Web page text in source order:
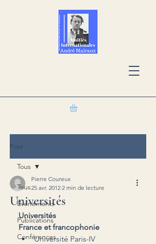
Post
Tous
Événements
Publications
Conférences
Tous
Universités
Pierre Coureux
25 avr. 2012 2 min de lecture
Universités
France et francophonie
Université Paris-IV